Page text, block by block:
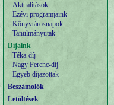
Aktualitások
Ezévi programjaink
Könyvtárosnapok
Tanulmányutak
Díjaink
Téka-díj
Nagy Ferenc-díj
Egyéb díjazottak
Beszámolók
Letöltések